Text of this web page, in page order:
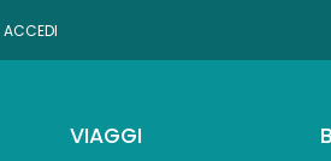
ACCEDI
VIAGGI